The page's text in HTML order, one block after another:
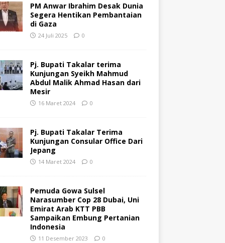
PM Anwar Ibrahim Desak Dunia
Segera Hentikan Pembantaian
di Gaza
24 Juli 2025 0
Pj. Bupati Takalar terima
Kunjungan Syeikh Mahmud
Abdul Malik Ahmad Hasan dari
Mesir
16 Maret 2024 0
Pj. Bupati Takalar Terima
Kunjungan Consular Office Dari
Jepang
14 Maret 2024 0
Pemuda Gowa Sulsel
Narasumber Cop 28 Dubai, Uni
Emirat Arab KTT PBB
Sampaikan Embung Pertanian
Indonesia
11 Desember 2023 0